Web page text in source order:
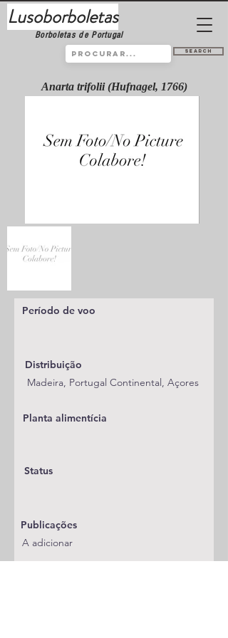
Lusoborboletas
Borboletas de Portugal
Search
Anarta trifolii (Hufnagel, 1766)
Período de voo
Distribuição
Madeira, Portugal Continental, Açores
Planta alimentícia
Status
Publicações
A adicionar